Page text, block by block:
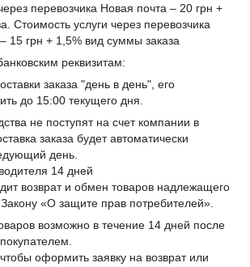
перевозчика Новая почта – 20 грн +
Стоимость услуги через перевозчика
15 грн + 1,5% вид суммы заказа
реквизитам:
заказа "день в день", его
до 15:00 текущего дня.
не поступят на счет компании в
заказа будет автоматически
день.
14 дней
возврат и обмен товаров надлежащего
Закону «О защите прав потребителей».
возможно в течение 14 дней после
оформить заявку на возврат или